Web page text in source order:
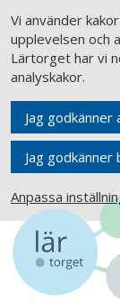
Vi använder
upplevelsen och
Lärtorget har vi
analyskakor.
Jag godkänner
Jag godkänner
Anpassa